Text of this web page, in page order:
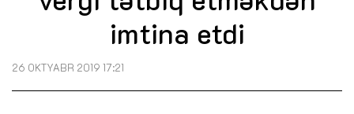
imtina etdi
26 OKTYABR 2019 17:21